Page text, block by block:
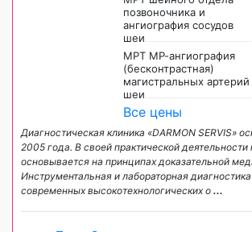
позвоночника и
ангиография сосудов
шеи
МРТ МР-ангиография
(беcконтрастная)
магистральных артерий
шеи
Все цены
Диагностическая клиника «DARMON SERVIS»
2005 года. В своей практической деятельности
основывается на принципах доказательной
Инструментальная и лабораторная
современных высокотехнологических о ...